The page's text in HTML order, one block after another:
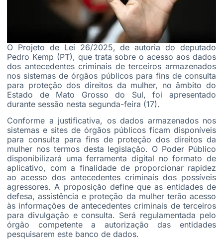
O Projeto de Lei 26/2025, de autoria do deputado
Pedro Kemp (PT), que trata sobre o acesso aos dados
dos antecedentes criminais de terceiros armazenados
nos sistemas de órgãos públicos para fins de consulta
para proteção dos direitos da mulher, no âmbito do
Estado de Mato Grosso do Sul, foi apresentado
durante sessão nesta segunda-feira (17).
Conforme a justificativa, os dados armazenados nos
sistemas e sites de órgãos públicos ficam disponíveis
para consulta para fins de proteção dos direitos da
mulher nos termos desta legislação. O Poder Público
disponibilizará uma ferramenta digital no formato de
aplicativo, com a finalidade de proporcionar rapidez
ao acesso dos antecedentes criminais dos possíveis
agressores. A proposição define que as entidades de
defesa, assistência e proteção da mulher terão acesso
às informações de antecedentes criminais de terceiros
para divulgação e consulta. Será regulamentada pelo
órgão competente a autorização das entidades
pesquisarem este banco de dados.